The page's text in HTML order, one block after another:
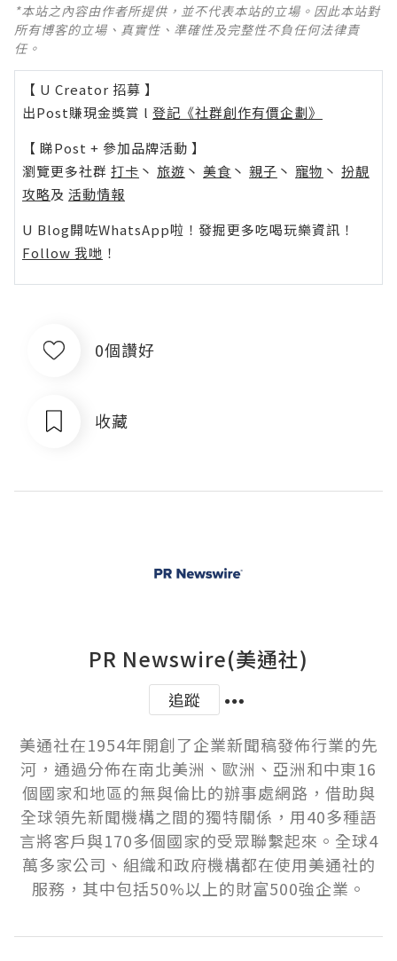
*本站之內容由作者所提供，並不代表本站的立場。因此本站對
所有博客的立場、真實性、準確性及完整性不負任何法律責
任。
【 U Creator 招募 】
出Post賺現金獎賞 l 登記《社群創作有價企劃》
【 睇Post + 參加品牌活動 】
瀏覽更多社群 打卡 丶 旅遊 丶 美食 丶 親子 丶 寵物 丶 扮靚
攻略及 活動情報
U Blog開咗WhatsApp啦！發掘更多吃喝玩樂資訊！
Follow 我哋 ！
0個讚好
收藏
PR Newswire(美通社)
追蹤
美通社在1954年開創了企業新聞稿發佈行業的先
河，通過分佈在南北美洲、歐洲、亞洲和中東16
個國家和地區的無與倫比的辦事處網路，借助與
全球領先新聞機構之間的獨特關係，用40多種語
言將客戶與170多個國家的受眾聯繫起來。全球4
萬多家公司、組織和政府機構都在使用美通社的
服務，其中包括50%以上的財富500強企業。